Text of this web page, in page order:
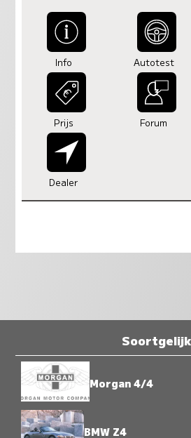
Info Autotest
Prijs Forum
Dealer
Soortgelijk
Morgan 4/4
BMW Z4